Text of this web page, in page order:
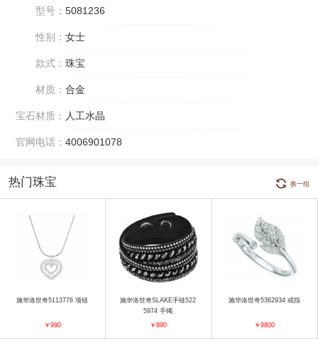
型号： 5081236
性别： 女士
款式： 珠宝
材质： 合金
宝石材质： 人工水晶
官网电话： 4006901078
热门珠宝 换一组
施华洛世奇5113776 项链
￥990
施华洛世奇SLAKE手链522
5974 手镯
￥890
施华洛世奇5362934 戒指
￥9800